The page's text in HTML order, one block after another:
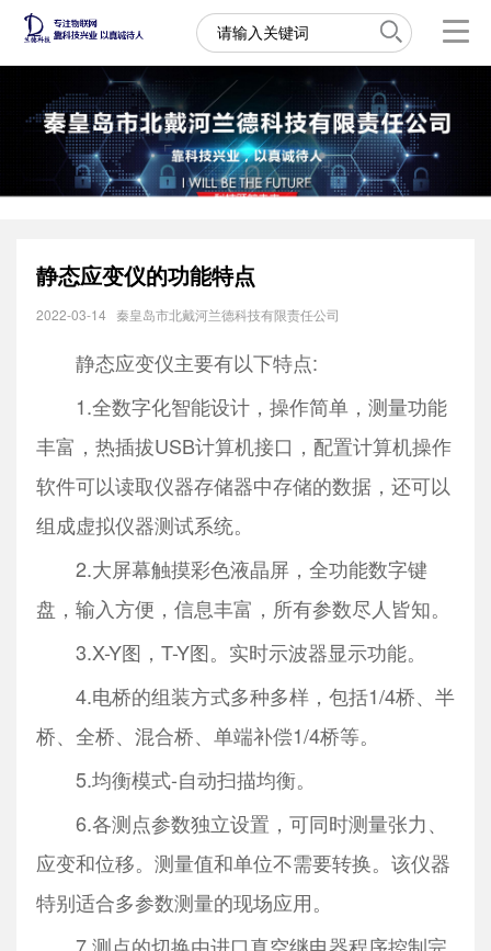
静态应变仪的功能特点
2022-03-14 秦皇岛市北戴河兰德科技有限责任公司
静态应变仪主要有以下特点:
1.全数字化智能设计，操作简单，测量功能
丰富，热插拔USB计算机接口，配置计算机操作
软件可以读取仪器存储器中存储的数据，还可以
组成虚拟仪器测试系统。
2.大屏幕触摸彩色液晶屏，全功能数字键
盘，输入方便，信息丰富，所有参数尽人皆知。
3.X-Y图，T-Y图。实时示波器显示功能。
4.电桥的组装方式多种多样，包括1/4桥、半
桥、全桥、混合桥、单端补偿1/4桥等。
5.均衡模式-自动扫描均衡。
6.各测点参数独立设置，可同时测量张力、
应变和位移。测量值和单位不需要转换。该仪器
特别适合多参数测量的现场应用。